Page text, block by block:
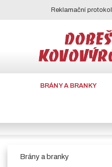
Reklamační protokol
BRÁNY A BRANKY
Brány a branky